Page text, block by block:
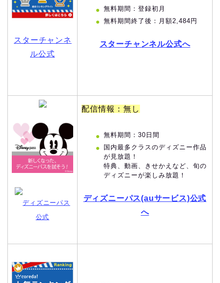
スターチャンネ
ル公式
無料期間：登録初月
無料期間終了後：月額2,484円
スターチャンネル公式へ
ディズニーパス
公式
配信情報：無し
無料期間：30日間
国内最多クラスのディズニー作品
が見放題！
特典、動画、きせかえなど、旬の
ディズニーが楽しみ放題！
ディズニーパス(auサービス)公式
へ